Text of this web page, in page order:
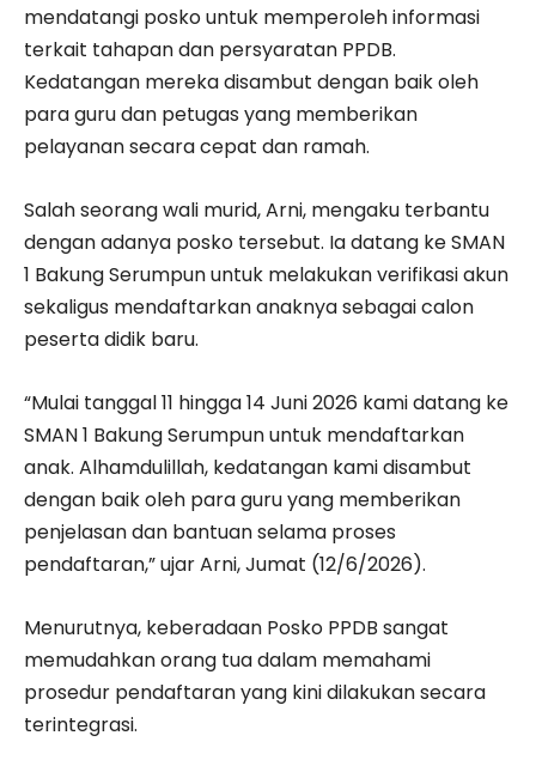
mendatangi posko untuk memperoleh informasi
terkait tahapan dan persyaratan PPDB.
Kedatangan mereka disambut dengan baik oleh
para guru dan petugas yang memberikan
pelayanan secara cepat dan ramah.
Salah seorang wali murid, Arni, mengaku terbantu
dengan adanya posko tersebut. Ia datang ke SMAN
1 Bakung Serumpun untuk melakukan verifikasi akun
sekaligus mendaftarkan anaknya sebagai calon
peserta didik baru.
“Mulai tanggal 11 hingga 14 Juni 2026 kami datang ke
SMAN 1 Bakung Serumpun untuk mendaftarkan
anak. Alhamdulillah, kedatangan kami disambut
dengan baik oleh para guru yang memberikan
penjelasan dan bantuan selama proses
pendaftaran,” ujar Arni, Jumat (12/6/2026).
Menurutnya, keberadaan Posko PPDB sangat
memudahkan orang tua dalam memahami
prosedur pendaftaran yang kini dilakukan secara
terintegrasi.